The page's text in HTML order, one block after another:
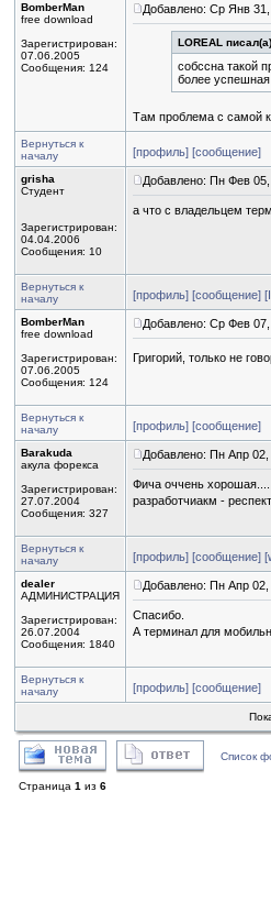
BomberMan
free download
Зарегистрирован:
07.06.2005
Сообщения: 124
Добавлено: Ср Янв
LOREAL
собссна такой
более
Там проблема с самой
Вернуться к
началу
[профиль] [сообщение]
grisha
Студент
Зарегистрирован:
04.04.2006
Сообщения: 10
Добавлено: Пн Фев
а что с владельцем
Вернуться к
началу
[профиль] [сообщение]
BomberMan
free download
Зарегистрирован:
07.06.2005
Сообщения: 124
Добавлено: Ср Фев
Григорий, только не
Вернуться к
началу
[профиль] [сообщение]
Barakuda
акула форекса
Зарегистрирован:
27.07.2004
Сообщения: 327
Добавлено: Пн Апр
Фича оччень хорошая....
разработчиакм -
Вернуться к
началу
[профиль] [сообщение]
dealer
АДМИНИСТРАЦИЯ
Зарегистрирован:
26.07.2004
Сообщения: 1840
Добавлено: Пн Апр 02,
Спасибо.
А терминал для
Вернуться к
началу
[профиль] [сообщение]
Список
Страница 1 из 6